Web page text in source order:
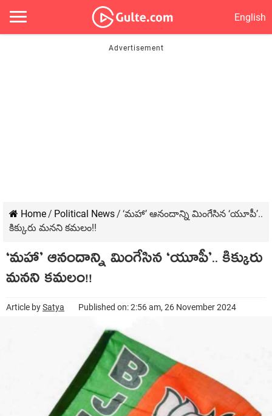
English
Home/ Political News/ ‘మ‌హా’ ఆనందాన్ని మింగేసిన ‘యూపీ’..
కిక్కురు మ‌న‌ని క‌మ‌లం!!
‘మ‌హా’ ఆనందాన్ని మింగేసిన ‘యూపీ’.. కిక్కురు
మ‌న‌ని క‌మ‌లం!!
Article bySatya Published on: 2:56 am, 26 November 2024